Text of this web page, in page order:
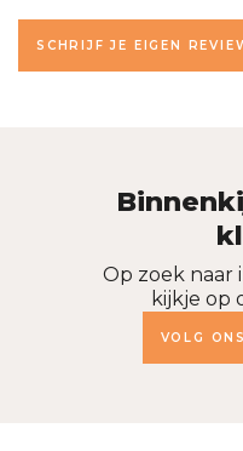
SCHRIJF JE EIGEN
Op zoek naar
kijkje op
VOLG